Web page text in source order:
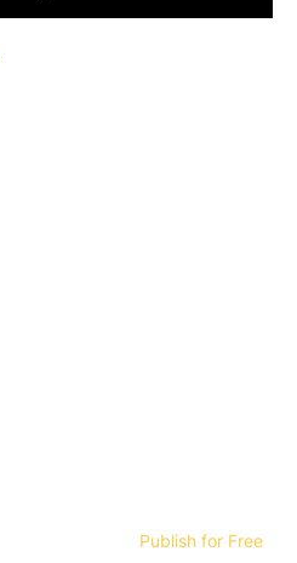
Publish for Free